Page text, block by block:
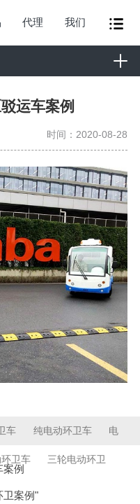
代理 我们
运车案例
时间：2020-08-28
车 纯电动环卫车 电
卫车 三轮电动环卫
案例
卫案例"